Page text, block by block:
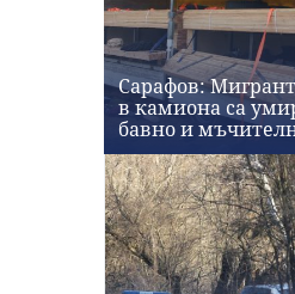
Сарафов:
в камиона са
бавно и